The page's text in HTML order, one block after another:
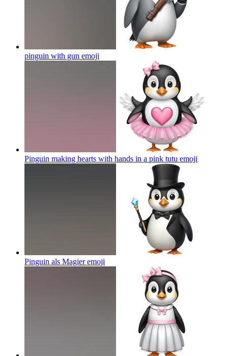
pinguin with gun emoji
Pinguin making hearts with hands in a pink tutu emoji
Pinguin als Magieremoji